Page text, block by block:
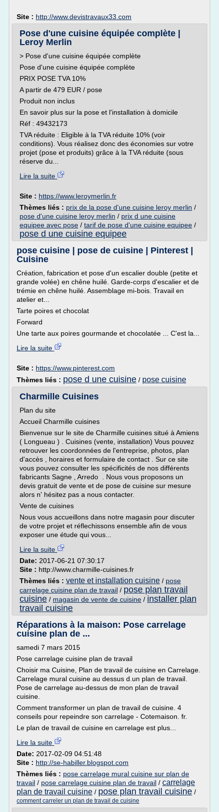
Site : http://www.devistravaux33.com
Pose d'une cuisine équipée complète |
Leroy Merlin
> Pose d'une cuisine équipée complète
Pose d'une cuisine équipée complète
PRIX POSE TVA 10%
A partir de 479 EUR / pose
Produit non inclus
En savoir plus sur la pose et l'installation à domicile
Réf : 49432173
TVA réduite : Eligible à la TVA réduite 10% (voir
conditions). Vous réalisez donc des économies sur votre
projet (pose et produits) grâce à la TVA réduite (sous
réserve du...
Lire la suite
Site : https://www.leroymerlin.fr
Thèmes liés : prix de la pose d'une cuisine leroy merlin /
pose d'une cuisine leroy merlin / prix d une cuisine
equipee avec pose / tarif de pose d'une cuisine equipee /
pose d une cuisine equipee
pose cuisine | pose de cuisine | Pinterest |
Cuisine
Création, fabrication et pose d'un escalier double (petite et
grande volée) en chêne huilé. Garde-corps d'escalier et de
trémie en chêne huilé. Assemblage mi-bois. Travail en
atelier et...
Tarte poires et chocolat
Forward
Une tarte aux poires gourmande et chocolatée ... C'est la...
Lire la suite
Site : https://www.pinterest.com
Thèmes liés : pose d une cuisine / pose cuisine
Charmille Cuisines
Plan du site
Accueil Charmille cuisines
Bienvenue sur le site de Charmille cuisines situé à Amiens
( Longueau ) . Cuisines (vente, installation) Vous pouvez
retrouver les coordonnées de l'entreprise, photos, plan
d'accès , horaires et formulaire de contact . Sur ce site
vous pouvez consulter les spécificités de nos différents
fabricants Sagne , Arredo . Nous vous proposons un
devis gratuit de vente et de pose de cuisine sur mesure
alors n' hésitez pas a nous contacter.
Vente de cuisines
Nous vous accueillons dans notre magasin pour discuter
de votre projet et réflechissons ensemble afin de vous
exposer une étude qui vous...
Lire la suite
Date: 2017-06-21 07:30:17
Site : http://www.charmille-cuisines.fr
Thèmes liés : vente et installation cuisine / pose
carrelage cuisine plan de travail / pose plan travail
cuisine / magasin de vente de cuisine / installer plan
travail cuisine
Réparations à la maison: Pose carrelage
cuisine plan de ...
samedi 7 mars 2015
Pose carrelage cuisine plan de travail
Choisir ma Cuisine, Plan de travail de cuisine en Carrelage.
Carrelage mural cuisine au dessus d.un plan de travail.
Pose de carrelage au-dessus de mon plan de travail
cuisine.
Comment transformer un plan de travail de cuisine. 4
conseils pour repeindre son carrelage - Cotemaison. fr.
Le plan de travail de cuisine en carrelage est plus...
Lire la suite
Date: 2017-02-09 04:51:48
Site : http://se-habiller.blogspot.com
Thèmes liés : pose carrelage mural cuisine sur plan de
travail / pose carrelage cuisine plan de travail / carrelage
plan de travail cuisine / pose plan travail cuisine /
comment carreler un plan de travail de cuisine